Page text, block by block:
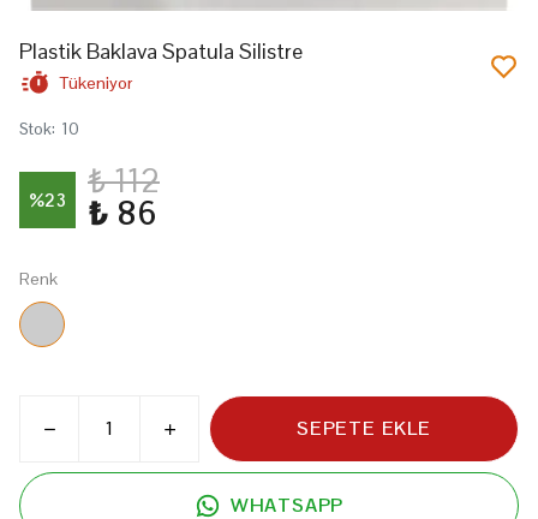
Plastik Baklava Spatula Silistre
Tükeniyor
Stok: 10
%23 ₺ 112
₺ 86
Renk
SEPETE EKLE
WHATSAPP